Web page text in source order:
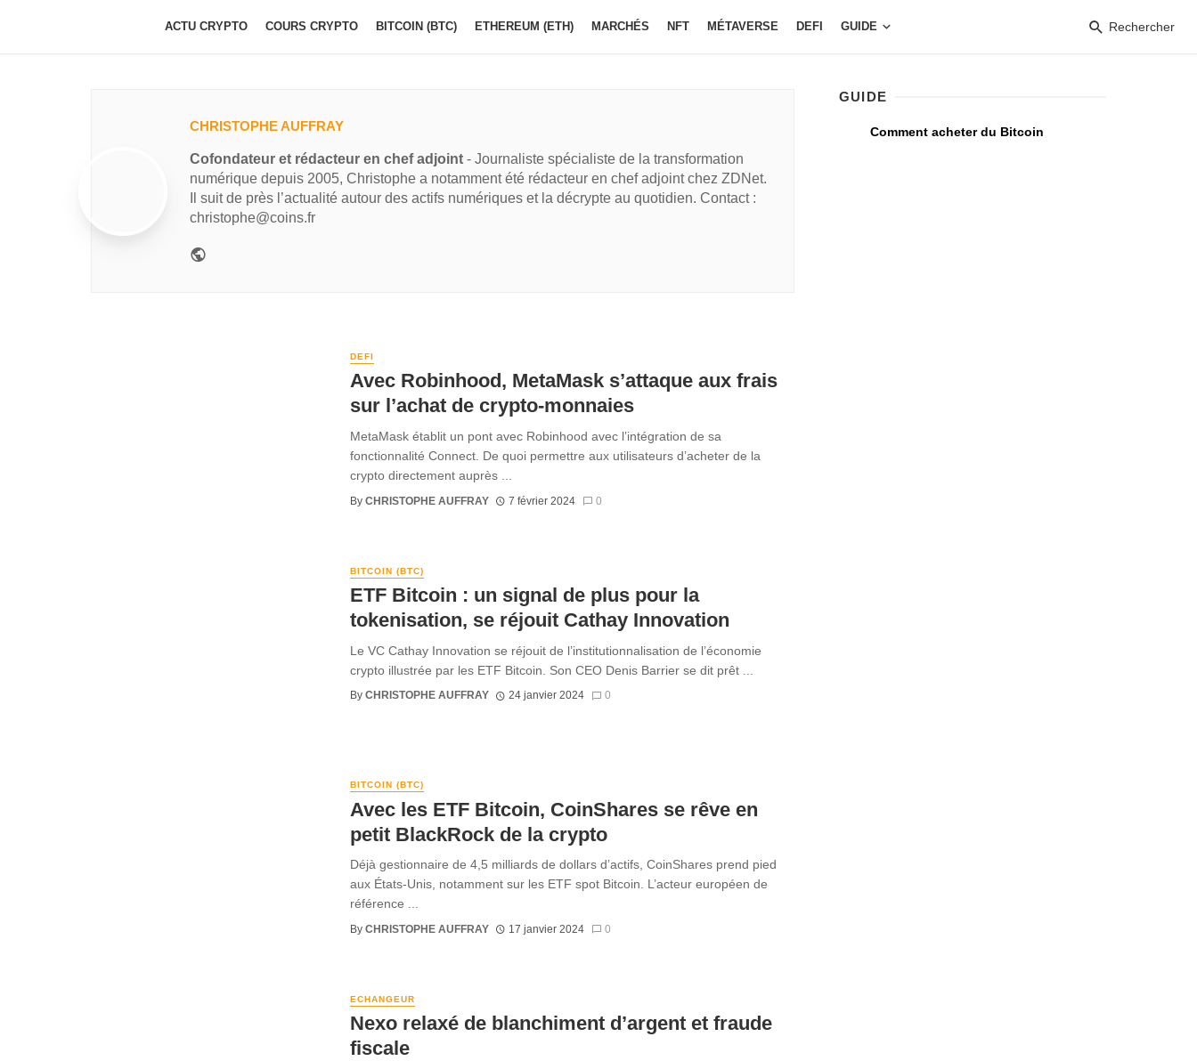
ACTU CRYPTO COURS CRYPTO BITCOIN (BTC) ETHEREUM (ETH) MARCHÉS NFT MÉTAVERSE DEFI GUIDE Rechercher
CHRISTOPHE AUFFRAY
Cofondateur et rédacteur en chef adjoint - Journaliste spécialiste de la transformation
numérique depuis 2005, Christophe a notamment été rédacteur en chef adjoint chez ZDNet.
Il suit de près l’actualité autour des actifs numériques et la décrypte au quotidien. Contact :
christophe@coins.fr
DEFI
Avec Robinhood, MetaMask s’attaque aux frais
sur l’achat de crypto-monnaies
MetaMask établit un pont avec Robinhood avec l’intégration de sa
fonctionnalité Connect. De quoi permettre aux utilisateurs d’acheter de la
crypto directement auprès ...
By CHRISTOPHE AUFFRAY 7 février 2024 0
BITCOIN (BTC)
ETF Bitcoin : un signal de plus pour la
tokenisation, se réjouit Cathay Innovation
Le VC Cathay Innovation se réjouit de l’institutionnalisation de l’économie
crypto illustrée par les ETF Bitcoin. Son CEO Denis Barrier se dit prêt ...
By CHRISTOPHE AUFFRAY 24 janvier 2024 0
BITCOIN (BTC)
Avec les ETF Bitcoin, CoinShares se rêve en
petit BlackRock de la crypto
Déjà gestionnaire de 4,5 milliards de dollars d’actifs, CoinShares prend pied
aux États-Unis, notamment sur les ETF spot Bitcoin. L’acteur européen de
référence ...
By CHRISTOPHE AUFFRAY 17 janvier 2024 0
ECHANGEUR
Nexo relaxé de blanchiment d’argent et fraude
fiscale
GUIDE
Comment acheter du Bitcoin